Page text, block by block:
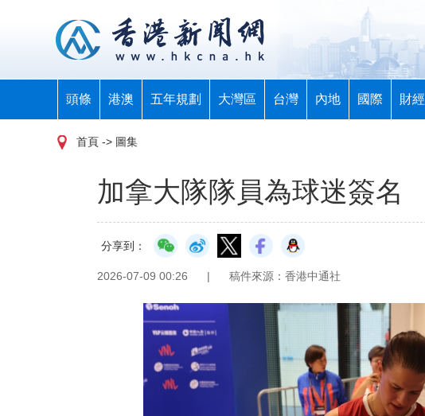
頭條 港澳 五年規劃 大灣區 台灣 內地 國際 財經
首頁 -> 圖集
加拿大隊隊員為球迷簽名
分享到：
2026-07-09 00:26 | 稿件來源：香港中通社